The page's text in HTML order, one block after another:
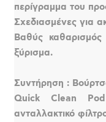
περίγραμμα του
Σχεδιασμένες για
Βαθύς καθαρισμός
ξύρισμα.
Συντήρηση :
Quick Clean
ανταλλακτικό